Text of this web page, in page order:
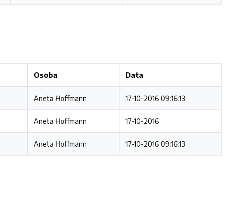
Osoba Data
Aneta Hoffmann 17-10-2016 09:16:13
Aneta Hoffmann 17-10-2016
Aneta Hoffmann 17-10-2016 09:16:13